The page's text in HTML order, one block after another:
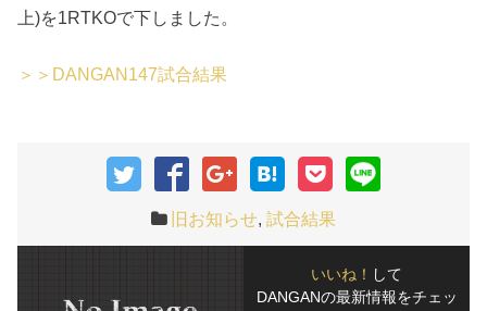
上)を1RTKOで下しました。
＞＞DANGAN147試合結果
旧お知らせ,試合結果
いいね！ して
DANGANの最新情報をチェッ